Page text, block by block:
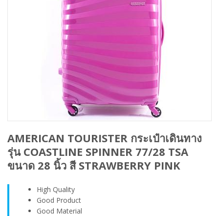
AMERICAN TOURISTER กระเป๋าเดินทาง
รุ่น COASTLINE SPINNER 77/28 TSA
ขนาด 28 นิ้ว สี STRAWBERRY PINK
High Quality
Good Product
Good Material